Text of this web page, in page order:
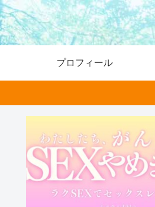
プロフィール